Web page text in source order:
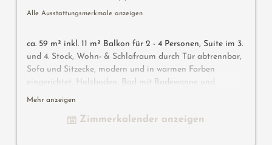
Alle Ausstattungsmerkmale anzeigen
ca. 59 m² inkl. 11 m² Balkon für 2 - 4 Personen, Suite im 3.
und 4. Stock, Wohn- & Schlafraum durch Tür abtrennbar,
Sofa und Sitzecke, modern und in warmen Farben
eingerichtet, Holzboden, Bad mit Badewanne und
Dusche, Bidet, separates WC, Flat-TV, gratis W-Lan,
Mehr anzeigen
Zimmerkalender anzeigen